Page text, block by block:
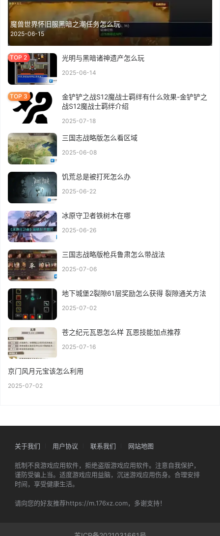
魔兽世界怀旧服黑暗之潮任务怎么玩
2025-06-15
光明与黑暗诸神遗产怎么玩
2025-06-14
金铲铲之战S12魔战士羁绊有什么效果-金铲铲之
战S12魔战士羁绊介绍
2025-07-18
三国志战略版怎么看区域
2025-06-08
饥荒总是被打死怎么办
2025-06-22
冰原守卫者铁树木在哪
2025-06-26
三国志战略版枪兵鲁肃怎么带战法
2025-07-06
地下城堡2裂隙61层奖励怎么获得 裂隙通关方法
2025-07-02
苍之纪元瓦恩怎么样 瓦恩技能加点推荐
2025-07-16
京门风月元宝该怎么利用
2025-07-02
关于我们 用户协议 联系我们 网站地图
抵制不良游戏应用软件，拒绝盗版游戏应用软件。注意自我保护，
谨防受骗上当。适度游戏应用益脑，沉迷游戏应用伤身。合理安排
时间，享受健康生活。
请向您的好友推荐https://m.176xz.com，多谢支持！